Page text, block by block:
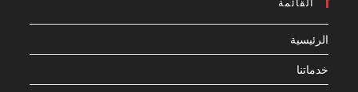
الرئيسية
خدماتنا